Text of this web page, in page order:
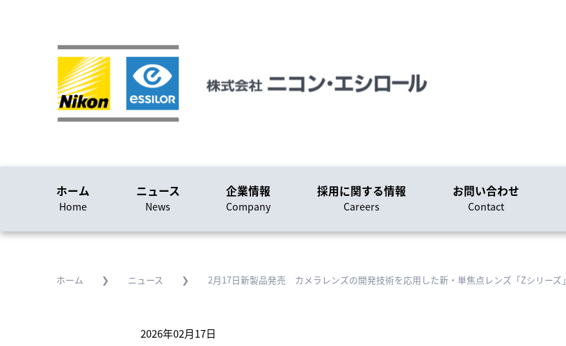
ホーム
Home
ニュース
News
企業情報
Company
採用に関する情報
Careers
お問い合わせ
Contact
ホーム ❯ ニュース ❯ 2月17日新製品発売 カメラレンズの開発技術を応用した新・単焦点レンズ「Zシリーズ」
2026年02月17日